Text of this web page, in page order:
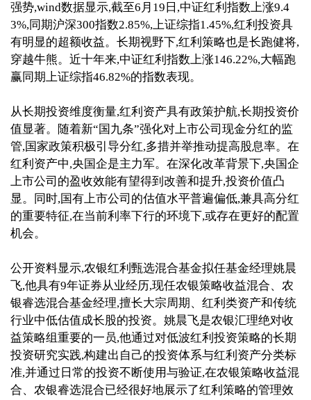
强势,wind数据显示,截至6月19日,中证红利指数上涨9.4
3%,同期沪深300指数2.85%,上证综指1.45%,红利投资具
有明显的超额收益。 长期视野下,红利策略也是长跑健将,
穿越牛熊。近十年来,中证红利指数上涨146.22%,大幅跑
赢同期上证综指46.82%的指数表现。
从长期投资维度衡量,红利资产具有政策护航,长期投资价
值显著。随着新“国九条”强化对上市公司现金分红的监
管,国家政策积极引导分红,多措并举推动提高股息率。在
红利资产中,央国企是主力军。在深化改革背景下,央国企
上市公司的盈收效能有望得到改善和提升,投资价值凸
显。同时,国有上市公司的估值水平普遍偏低,兼具高分红
的重要特征,在当前利率下行的环境下,或存在更好的配置
机会。
公开资料显示,农银红利甄选混合基金拟任基金经理姚晨
飞,他具有9年证券从业经历,现任农银策略收益混合、农
银睿选混合基金经理,擅长大宗周期、红利类资产和传统
行业中低估值成长股的投资。 姚晨飞是农银汇理绝对收
益策略组重要的一员,他通过对低波红利投资策略的长期
投资研究实践,构建出自己的投资体系与红利资产分类标
准,并通过日常的投资不断使用与验证,在农银策略收益混
合、农银睿选混合已经很好地展示了红利策略的管理效